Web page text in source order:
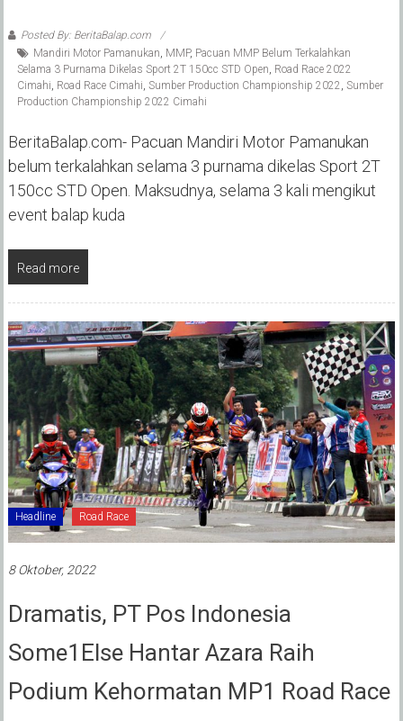
Posted By: BeritaBalap.com
Mandiri Motor Pamanukan, MMP, Pacuan MMP Belum Terkalahkan
Selama 3 Purnama Dikelas Sport 2T 150cc STD Open, Road Race 2022
Cimahi, Road Race Cimahi, Sumber Production Championship 2022, Sumber
Production Championship 2022 Cimahi
BeritaBalap.com- Pacuan Mandiri Motor Pamanukan
belum terkalahkan selama 3 purnama dikelas Sport 2T
150cc STD Open. Maksudnya, selama 3 kali mengikut
event balap kuda
Read more
Headline Road Race
8 Oktober, 2022
Dramatis, PT Pos Indonesia
Some1Else Hantar Azara Raih
Podium Kehormatan MP1 Road Race